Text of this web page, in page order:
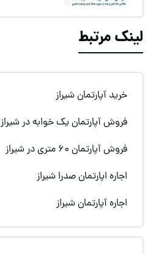
لینک مرتبط
خرید آپارتمان شیراز
فروش آپارتمان یک خوابه در شیراز
فروش آپارتمان 60 متری در شیراز
اجاره اپارتمان صدرا شیراز
اجاره آپارتمان شیراز